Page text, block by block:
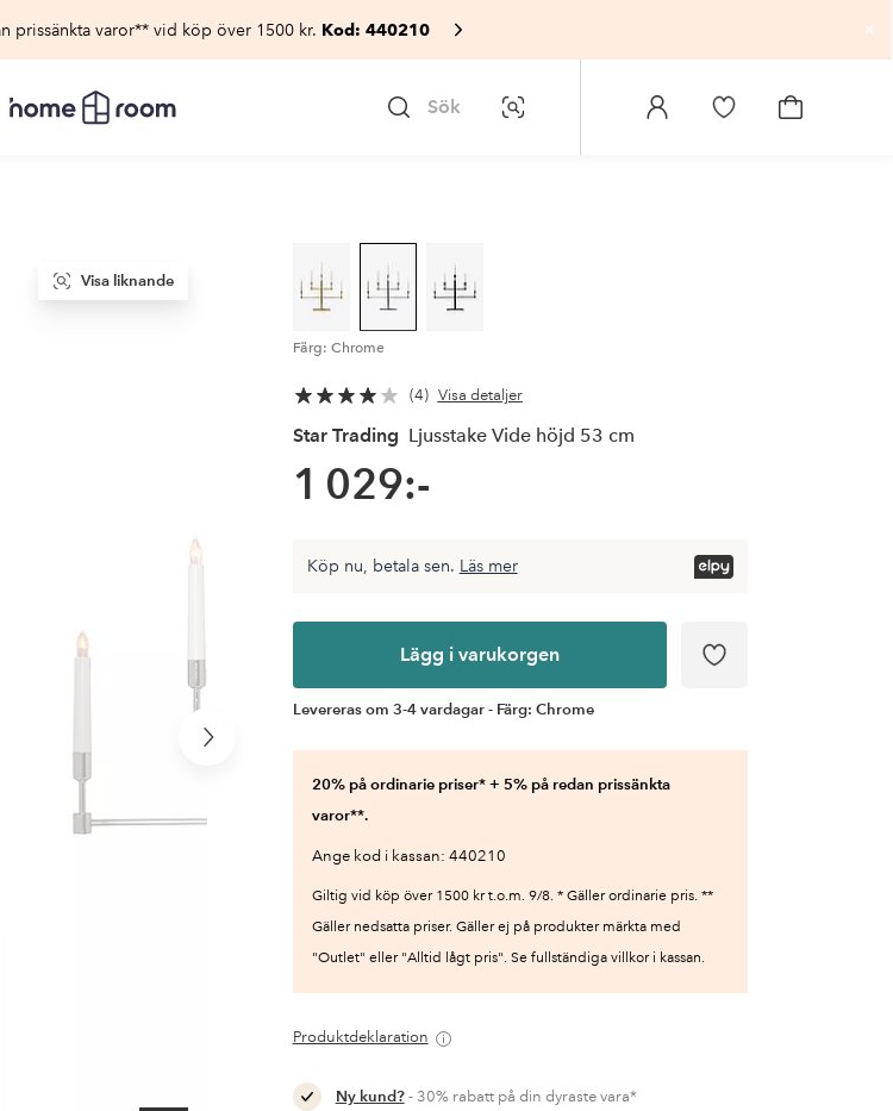
prissänkta varor** vid köp över 1500 kr. Kod: 440210
Homeroom
–
Sök Bildsök
Logga
Gå
Gå
Nästa
Visa liknande
Färg: Chrome
4 Visa detaljer
Star Trading Ljusstake Vide höjd 53 cm
1 029:-
Köp nu, betala sen. Läs mer
Lägg i varukorgen
Levereras om 3-4 vardagar - Färg: Chrome
20% på ordinarie priser* + 5% på redan prissänkta
varor**.
Ange kod i kassan: 440210
Giltig vid köp över 1500 kr t.o.m. 9/8. * Gäller ordinarie pris. **
Gäller nedsatta priser. Gäller ej på produkter märkta med
"Outlet" eller "Alltid lågt pris". Se fullständiga villkor i kassan.
Produktdeklaration
Ny kund?- 30% rabatt på din dyraste vara*